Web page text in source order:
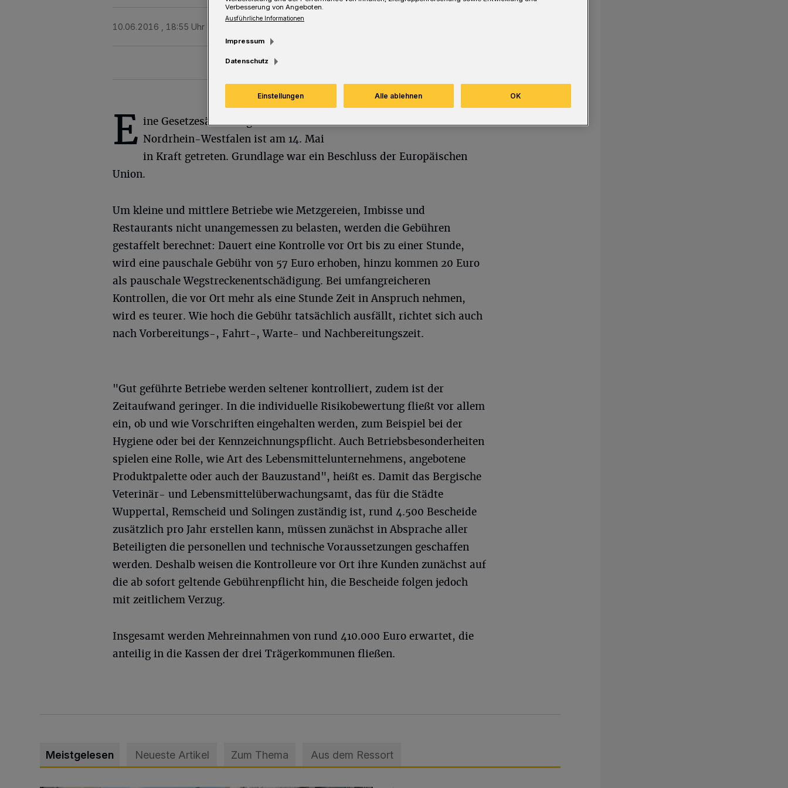
10.06.2016 , 18:55 Uhr
E ine Gesetzesänderung des Landes
Nordrhein-Westfalen ist am 14. Mai
in Kraft getreten. Grundlage war ein Beschluss der Europäischen
Union.
Um kleine und mittlere Betriebe wie Metzgereien, Imbisse und
Restaurants nicht unangemessen zu belasten, werden die Gebühren
gestaffelt berechnet: Dauert eine Kontrolle vor Ort bis zu einer Stunde,
wird eine pauschale Gebühr von 57 Euro erhoben, hinzu kommen 20 Euro
als pauschale Wegstreckenentschädigung. Bei umfangreicheren
Kontrollen, die vor Ort mehr als eine Stunde Zeit in Anspruch nehmen,
wird es teurer. Wie hoch die Gebühr tatsächlich ausfällt, richtet sich auch
nach Vorbereitungs-, Fahrt-, Warte- und Nachbereitungszeit.
"Gut geführte Betriebe werden seltener kontrolliert, zudem ist der
Zeitaufwand geringer. In die individuelle Risikobewertung fließt vor allem
ein, ob und wie Vorschriften eingehalten werden, zum Beispiel bei der
Hygiene oder bei der Kennzeichnungspflicht. Auch Betriebsbesonderheiten
spielen eine Rolle, wie Art des Lebensmittelunternehmens, angebotene
Produktpalette oder auch der Bauzustand", heißt es. Damit das Bergische
Veterinär- und Lebensmittelüberwachungsamt, das für die Städte
Wuppertal, Remscheid und Solingen zuständig ist, rund 4.500 Bescheide
zusätzlich pro Jahr erstellen kann, müssen zunächst in Absprache aller
Beteiligten die personellen und technische Voraussetzungen geschaffen
werden. Deshalb weisen die Kontrolleure vor Ort ihre Kunden zunächst auf
die ab sofort geltende Gebührenpflicht hin, die Bescheide folgen jedoch
mit zeitlichem Verzug.
Insgesamt werden Mehreinnahmen von rund 410.000 Euro erwartet, die
anteilig in die Kassen der drei Trägerkommunen fließen.
Meistgelesen Neueste Artikel Zum Thema Aus dem Ressort
Verbesserung von Angeboten.
Ausführliche Informationen
Impressum
Datenschutz
Einstellungen Alle ablehnen OK